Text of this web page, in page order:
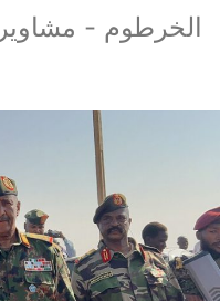
الخرطوم - مشاوير